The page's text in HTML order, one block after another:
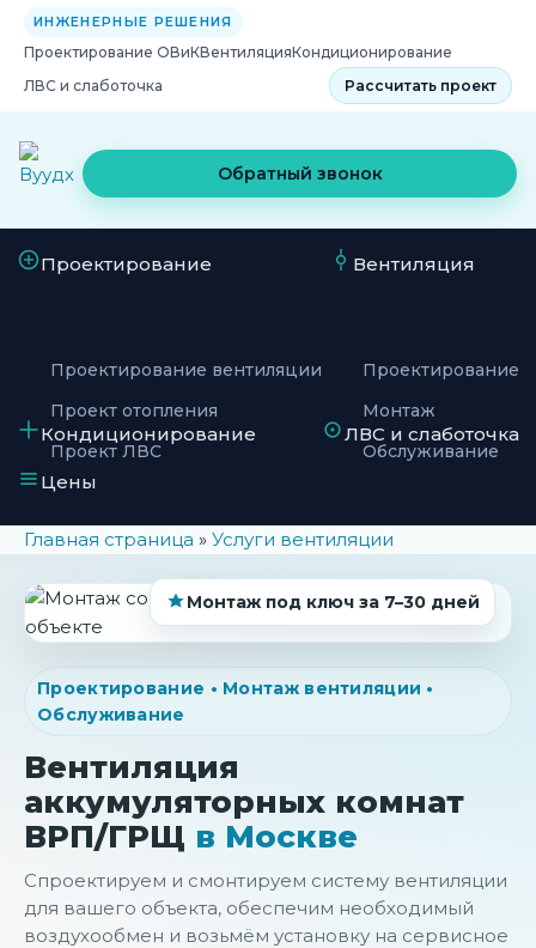
ИНЖЕНЕРНЫЕ РЕШЕНИЯ
Проектирование ОВиКВентиляцияКондиционирование
ЛВС и слаботочка
Рассчитать проект
Обратный звонок
Проектирование
Проектирование вентиляции
Проект отопления
Проект ЛВС
Вентиляция
Проектирование
Монтаж
Обслуживание
Кондиционирование ЛВС и слаботочка
Цены
Главная страница » Услуги вентиляции
Проектирование • Монтаж вентиляции •
Обслуживание
Вентиляция
аккумуляторных комнат
ВРП/ГРЩ в Москве
Спроектируем и смонтируем систему вентиляции
для вашего объекта, обеспечим необходимый
воздухообмен и возьмём установку на сервисное
Монтаж под ключ за 7–30 дней